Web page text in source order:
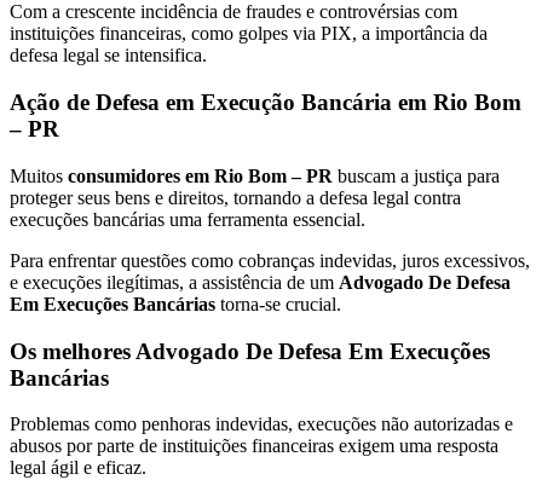
Com a crescente incidência de fraudes e controvérsias com
instituições financeiras, como golpes via PIX, a importância da
defesa legal se intensifica.
Ação de Defesa em Execução Bancária em Rio Bom
– PR
Muitos consumidores em Rio Bom – PR buscam a justiça para
proteger seus bens e direitos, tornando a defesa legal contra
execuções bancárias uma ferramenta essencial.
Para enfrentar questões como cobranças indevidas, juros excessivos,
e execuções ilegítimas, a assistência de um Advogado De Defesa
Em Execuções Bancárias torna-se crucial.
Os melhores Advogado De Defesa Em Execuções
Bancárias
Problemas como penhoras indevidas, execuções não autorizadas e
abusos por parte de instituições financeiras exigem uma resposta
legal ágil e eficaz.